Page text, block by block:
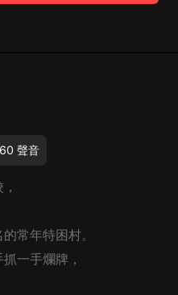
聲音
常年特困村。
一手爛牌，